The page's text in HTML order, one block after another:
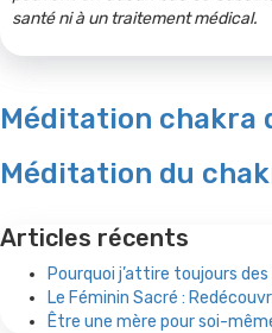
santé ni à un traitement médical.
Méditation chakra
Méditation du
Articles récents
Pourquoi j’attire toujours
Le Féminin Sacré :
Être une mère pour soi-